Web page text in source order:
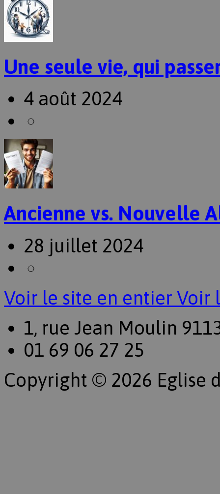
Une seule vie, qui
4 août 2024
Ancienne vs. Nouvelle
28 juillet 2024
Voir le site en entier Voir
1, rue Jean Moulin
01 69 06 27 25
Copyright © 2026 Eglise